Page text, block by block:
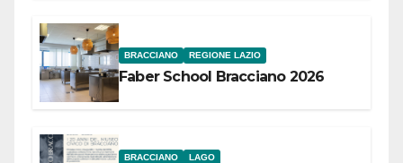
BRACCIANO REGIONE LAZIO
Faber School Bracciano 2026
BRACCIANO LAGO